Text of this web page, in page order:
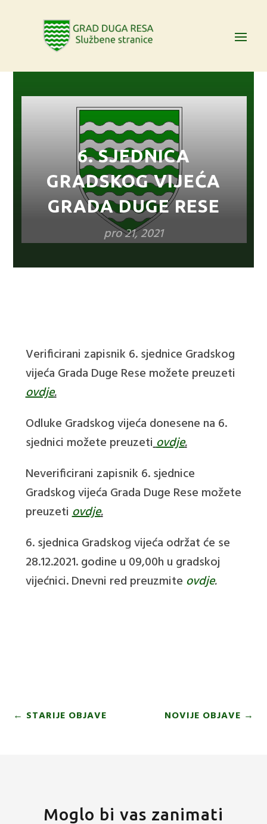
6. SJEDNICA
GRADSKOG VIJEĆA
GRADA DUGE RESE
pro 21, 2021
Verificirani zapisnik 6. sjednice Gradskog
vijeća Grada Duge Rese možete preuzeti
ovdje.
Odluke Gradskog vijeća donesene na 6.
sjednici možete preuzetiovdje.
Neverificirani zapisnik 6. sjednice
Gradskog vijeća Grada Duge Rese možete
preuzetiovdje.
6. sjednica Gradskog vijeća održat će se
28.12.2021. godine u 09,00h u gradskoj
vijećnici. Dnevni red preuzmite ovdje.
← STARIJE OBJAVE NOVIJE OBJAVE →
Moglo bi vas zanimati